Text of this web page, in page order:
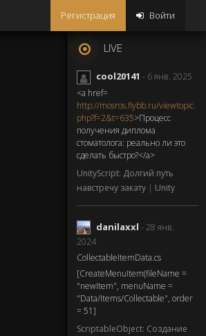
Регистрация Войти
LIVE
cool20141 - 6 янв. 2025
<a href=
http://mosros.flybb.ru/viewtopic.
php?f=2&t=635>Процесс
получения диплома
стоматолога: реально ли это
сделать быстро?</a>
UnityScript: Долгий путь
навстречу закату | Unity
danilaxxl - 28 янв.
2024
CollectableItemData.cs
[CreateMenuItem(fileName =
"newItem", menuName =
"Data/Items/Collectable", order
= 51]
ScriptableObject: Создание